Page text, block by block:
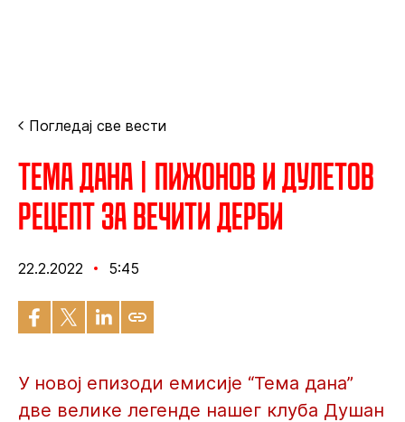
Погледај све вести
Тема дана | Пижонов и Дулетов
рецепт за вечити дерби
22.2.2022 5:45
У новој епизоди емисије “Тема дана”
две велике легенде нашег клуба Душан